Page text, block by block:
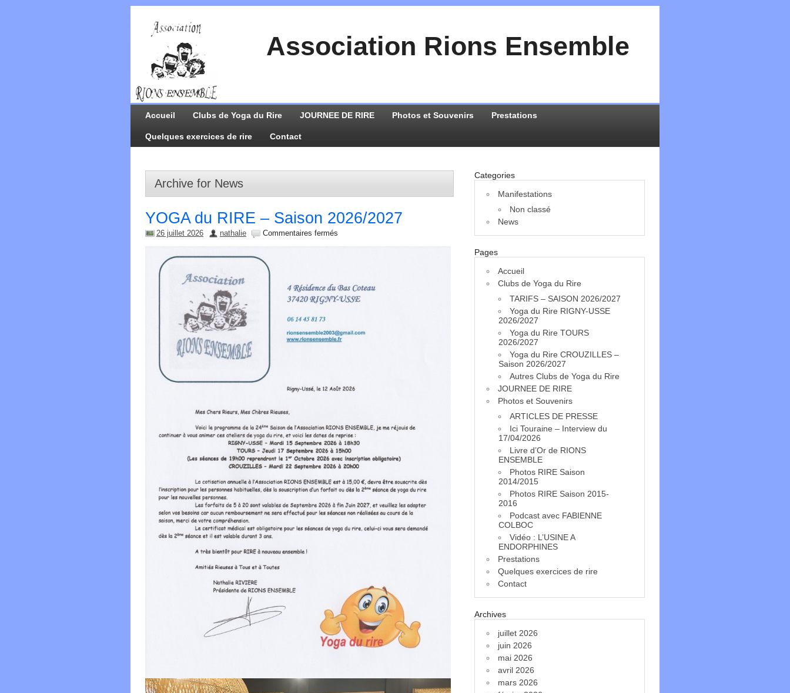
Association Rions Ensemble
Accueil Clubs de Yoga du Rire JOURNEE DE RIRE Photos et Souvenirs Prestations
Quelques exercices de rire Contact
Archive for News
YOGA du RIRE – Saison 2026/2027
26 juillet 2026 nathalie Commentaires fermés
Categories
Manifestations
Non classé
News
Pages
Accueil
Clubs de Yoga du Rire
TARIFS – SAISON 2026/2027
Yoga du Rire RIGNY-USSE
2026/2027
Yoga du Rire TOURS
2026/2027
Yoga du Rire CROUZILLES –
Saison 2026/2027
Autres Clubs de Yoga du Rire
JOURNEE DE RIRE
Photos et Souvenirs
ARTICLES DE PRESSE
Ici Touraine – Interview du
17/04/2026
Livre d’Or de RIONS
ENSEMBLE
Photos RIRE Saison
2014/2015
Photos RIRE Saison 2015-
2016
Podcast avec FABIENNE
COLBOC
Vidéo : L’USINE A
ENDORPHINES
Prestations
Quelques exercices de rire
Contact
Archives
juillet 2026
juin 2026
mai 2026
avril 2026
mars 2026